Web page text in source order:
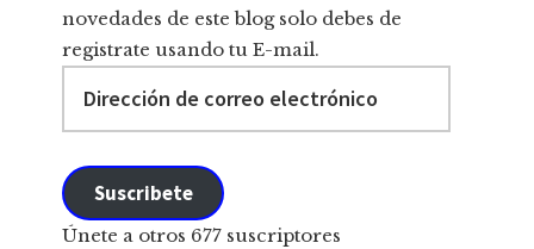
novedades de este blog solo debes de
registrate usando tu E-mail.
electrónico
Suscribete
Únete a otros 677 suscriptores